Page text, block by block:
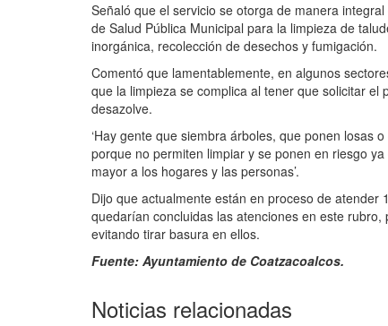
Señaló que el servicio se otorga de manera
de Salud Pública Municipal para la limpieza de
inorgánica, recolección de desechos y fumigación.
Comentó que lamentablemente, en algunos
que la limpieza se complica al tener que solicitar
desazolve.
‘Hay gente que siembra árboles, que ponen losas
porque no permiten limpiar y se ponen en riesgo
mayor a los hogares y las personas’.
Dijo que actualmente están en proceso de
quedarían concluidas las atenciones en este
evitando tirar basura en ellos.
Fuente: Ayuntamiento de Coatzacoalcos.
Noticias relacionadas